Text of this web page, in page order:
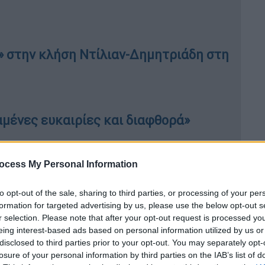
My Personal Information
opt-out of the sale, sharing to third parties, or processing of your
for targeted advertising by us, please use the below opt-out
selection. Please note that after your opt-out request is processed
interest-based ads based on personal information utilized by us
to third parties prior to your opt-out. You may separately
of your personal information by third parties on the IAB’s list of
στην κλήση Ντίλιαν-Δημητριάδη στη
ευκαιρίες και διαφθορά»
Καρυστιανού με 8,8% έναντι 7,4%, ενώ
3,1%, η Πλεύση Ελευθερίας 3%, το
0,7%, η Νίκη 0,6%, η Νέα Αριστερά